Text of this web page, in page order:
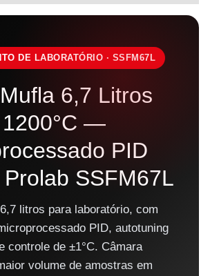
DE LABORATÓRIO · SSFM67L
6,7 Litros
1200°C —
PID
SSFM67L
litros para laboratório, com
PID, autotuning
controle de ±1°C. Câmara
volume de amostras em